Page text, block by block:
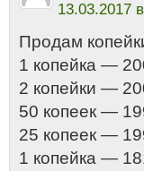
13.03.2017
Продам
1 копейка —
2 копейки —
50 копеек —
25 копеек —
1 копейка —